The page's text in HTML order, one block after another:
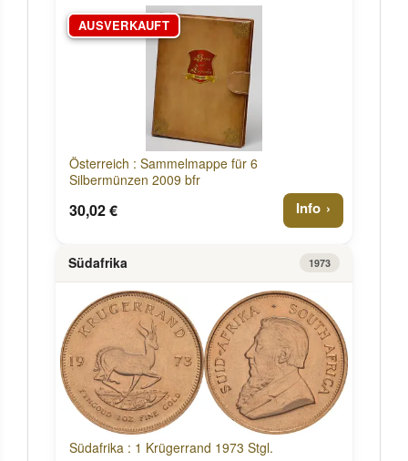
AUSVERKAUFT
Österreich : Sammelmappe für 6
Silbermünzen 2009 bfr
30,02 € Info
Südafrika 1973
Südafrika : 1 Krügerrand 1973 Stgl.